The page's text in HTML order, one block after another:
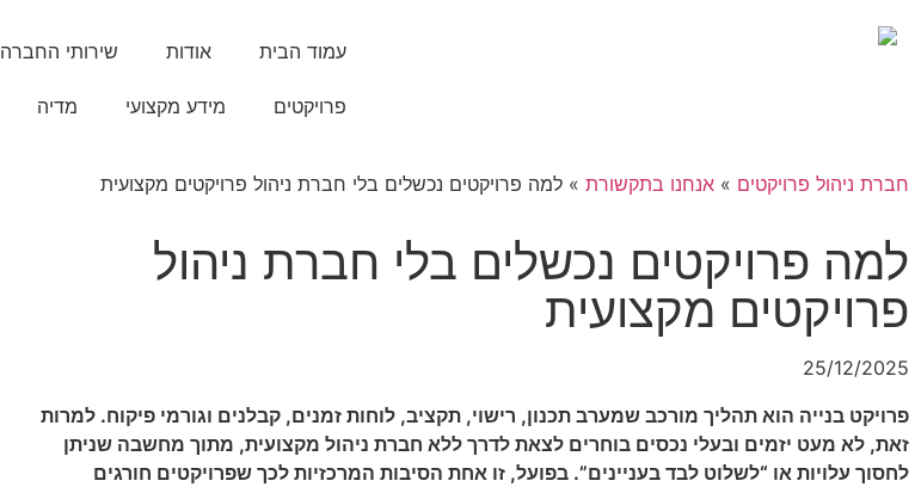
עמוד הבית אודות שירותי החברה
פרויקטים מידע מקצועי מדיה
חברת ניהול פרויקטים » אנחנו בתקשורת » למה פרויקטים נכשלים בלי חברת ניהול פרויקטים מקצועית
למה פרויקטים נכשלים בלי חברת ניהול
פרויקטים מקצועית
25/12/2025
פרויקט בנייה הוא תהליך מורכב שמערב תכנון, רישוי, תקציב, לוחות זמנים, קבלנים וגורמי פיקוח. למרות
זאת, לא מעט יזמים ובעלי נכסים בוחרים לצאת לדרך ללא חברת ניהול מקצועית, מתוך מחשבה שניתן
לחסוך עלויות או “לשלוט לבד בעניינים”. בפועל, זו אחת הסיבות המרכזיות לכך שפרויקטים חורגים